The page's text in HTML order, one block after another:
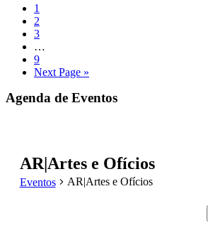
Página
1
Página
2
Página
3
pages
omitted
…
Página
9
Go
Next Page »
Sidebar
Agenda de Eventos
AR|Artes e Ofícios
Eventos AR|Artes e Ofícios